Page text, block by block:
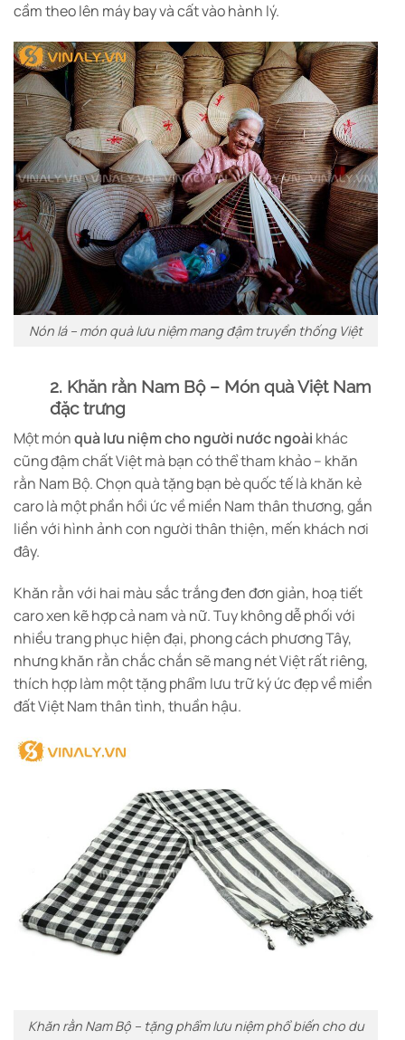
cầm theo lên máy bay và cất vào hành lý.
Nón lá – món quà lưu niệm mang đậm truyền thống Việt
2. Khăn rằn Nam Bộ – Món quà Việt Nam
đặc trưng
Một mónquà lưu niệm cho người nước ngoài khác
cũng đậm chất Việt mà bạn có thể tham khảo – khăn
rằn Nam Bộ. Chọn quà tặng bạn bè quốc tế là khăn kẻ
caro là một phần hồi ức về miền Nam thân thương, gắn
liền với hình ảnh con người thân thiện, mến khách nơi
đây.
Khăn rằn với hai màu sắc trắng đen đơn giản, hoạ tiết
caro xen kẽ hợp cả nam và nữ. Tuy không dễ phối với
nhiều trang phục hiện đại, phong cách phương Tây,
nhưng khăn rằn chắc chắn sẽ mang nét Việt rất riêng,
thích hợp làm một tặng phẩm lưu trữ ký ức đẹp về miền
đất Việt Nam thân tình, thuần hậu.
Khăn rằn Nam Bộ – tặng phẩm lưu niệm phổ biến cho du